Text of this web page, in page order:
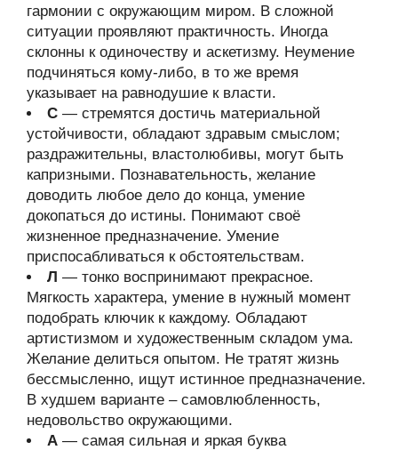
гармонии с окружающим миром. В сложной
ситуации проявляют практичность. Иногда
склонны к одиночеству и аскетизму. Неумение
подчиняться кому-либо, в то же время
указывает на равнодушие к власти.
С — стремятся достичь материальной
устойчивости, обладают здравым смыслом;
раздражительны, властолюбивы, могут быть
капризными. Познавательность, желание
доводить любое дело до конца, умение
докопаться до истины. Понимают своё
жизненное предназначение. Умение
приспосабливаться к обстоятельствам.
Л — тонко воспринимают прекрасное.
Мягкость характера, умение в нужный момент
подобрать ключик к каждому. Обладают
артистизмом и художественным складом ума.
Желание делиться опытом. Не тратят жизнь
бессмысленно, ищут истинное предназначение.
В худшем варианте – самовлюбленность,
недовольство окружающими.
А — самая сильная и яркая буква